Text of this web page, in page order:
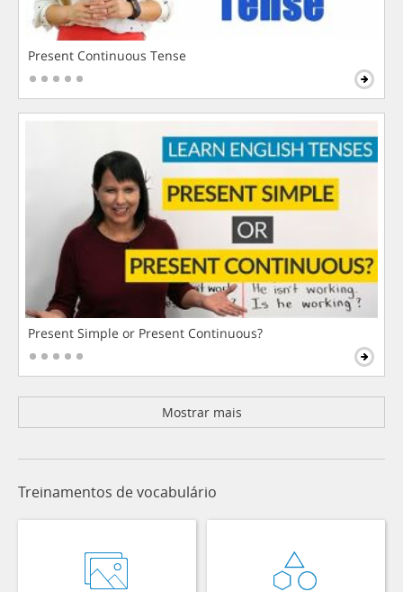
Present Continuous Tense
Present Simple or Present Continuous?
Mostrar mais
Treinamentos de vocabulário